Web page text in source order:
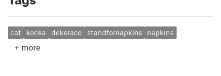
cat kocka dekorace standfornapkins napkins
+ more